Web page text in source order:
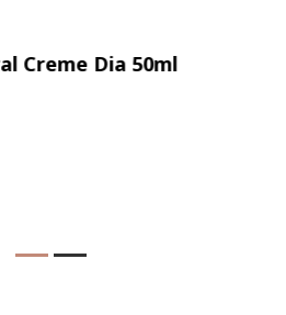
Dia 50ml